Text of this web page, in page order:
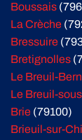
Boussais
La Crèche
Bressuire
Bretignolles
Le Breuil-
Le Breuil-
Brie (79100)
Brieuil-sur-